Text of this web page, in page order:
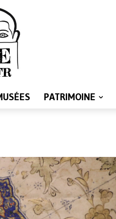
PATRIMOINE